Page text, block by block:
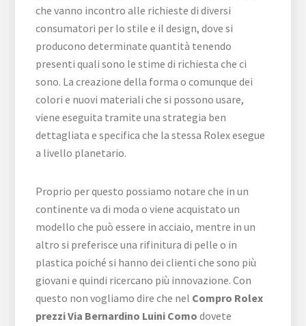
che vanno incontro alle richieste di diversi
consumatori per lo stile e il design, dove si
producono determinate quantità tenendo
presenti quali sono le stime di richiesta che ci
sono. La creazione della forma o comunque dei
colori e nuovi materiali che si possono usare,
viene eseguita tramite una strategia ben
dettagliata e specifica che la stessa Rolex esegue
a livello planetario.
Proprio per questo possiamo notare che in un
continente va di moda o viene acquistato un
modello che può essere in acciaio, mentre in un
altro si preferisce una rifinitura di pelle o in
plastica poiché si hanno dei clienti che sono più
giovani e quindi ricercano più innovazione. Con
questo non vogliamo dire che nel Compro Rolex
prezzi Via Bernardino Luini Como dovete